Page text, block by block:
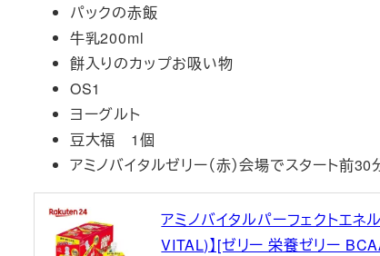
パックの赤飯
牛乳200ml
餅入りのカップお吸い物
OS1
ヨーグルト
豆大福 1個
アミノバイタルゼリー（赤）会場でスタート前30
アミノバイタルパーフェクトエ
VITAL)】[ゼリー 栄養ゼリー